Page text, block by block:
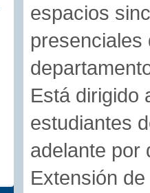
espacios
presenciales
Está dirigido
estudiantes
adelante por
Extensión